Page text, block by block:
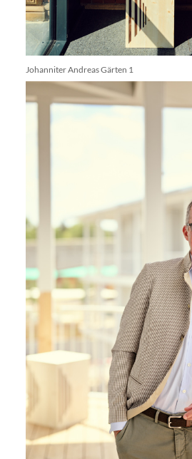
Johanniter Andreas Gärten 1